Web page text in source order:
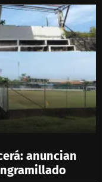
anuncian